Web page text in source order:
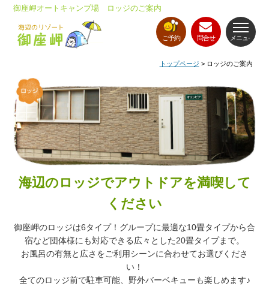
御座岬オートキャンプ場 ロッジのご案内
問合せ
ご予約 メニュ-
トップページ > ロッジのご案内
海辺のロッジでアウトドアを満喫して
ください
御座岬のロッジは6タイプ！グループに最適な10畳タイプから合
宿など団体様にも対応できる広々とした20畳タイプまで。
お風呂の有無と広さをご利用シーンに合わせてお選びくださ
い！
全てのロッジ前で駐車可能、野外バーベキューも楽しめます♪